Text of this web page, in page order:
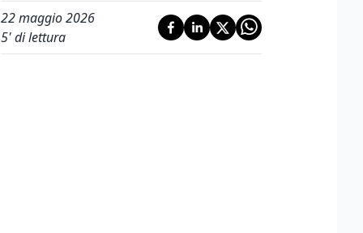
22 maggio 2026
5' di lettura